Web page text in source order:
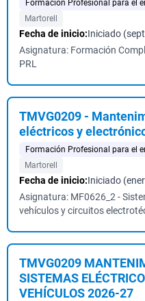
Formación Profesional para el
Martorell
Fecha de inicio:Iniciado
Asignatura: Formación
PRL
TMVG0209 -
eléctricos y
Formación Profesional para el
Martorell
Fecha de inicio:Iniciado
Asignatura: MF0626_2 -
vehículos y circuitos
TMVG0209
SISTEMAS
VEHÍCULOS 2026-27